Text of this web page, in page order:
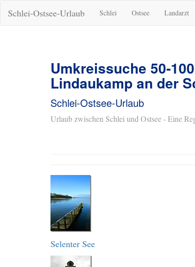
Schlei-Ostsee-Urlaub Schlei Ostsee Landarzt
Umkreissuche 50-
Lindaukamp an der
Schlei-Ostsee-Urlaub
Urlaub zwischen Schlei und Ostsee - Eine
Selenter See